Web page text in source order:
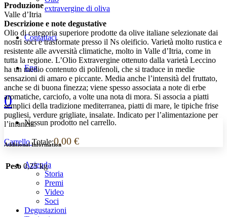
extravergine di oliva
Contattaci
Eng
0
Nessun prodotto nel carrello.
CarrelloTotale:0,00 €
Azienda
Storia
Premi
Video
Soci
Degustazioni
Produzione
Valle d’Itria
Descrizione e note degustative
Olio di categoria superiore prodotte da olive italiane selezionate dai
nostri soci e trasformate presso il Ns oleificio. Varietà molto rustica e
resistente alle avversità climatiche, molto in Valle d’Itria, come in
tutta la regione. L’Olio Extravergine ottenuto dalla varietà Leccino
ha un medio contenuto di polifenoli, che si traduce in medie
sensazioni di amaro e piccante. Media anche l’intensità del fruttato,
anche se di buona finezza; viene spesso associata a note di erbe
aromatiche, carciofo, a volte una nota di mora. Si associa a piatti
semplici della tradizione mediterranea, piatti di mare, le tipiche frise
pugliesi, verdure grigliate, insalate. Indicato per l’alimentazione per
l’infanzia.
Additional Information
Peso 0,25 kg